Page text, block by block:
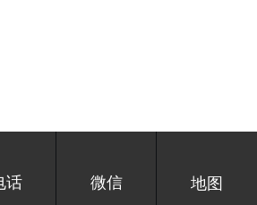
话 微信 地图